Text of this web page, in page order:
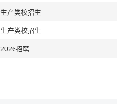
生产类校招生
生产类校招生
2026招聘